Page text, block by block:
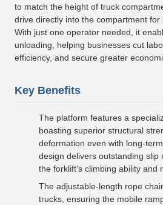
to match the height of truck
drive directly into the compartment for
With just one operator needed, it
unloading, helping businesses cut
efficiency, and secure greater
Key Benefits
The platform features a
boasting superior structural
deformation even with long-
design delivers outstanding slip
the forklift's climbing ability and
The adjustable-length rope
trucks, ensuring the mobile